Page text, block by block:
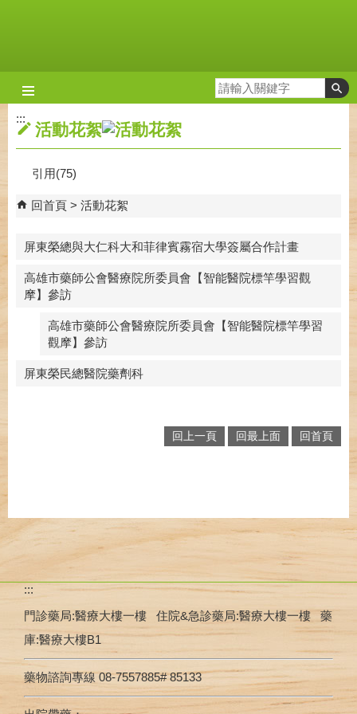
:::
活動花絮
引用(75)
回首頁 活動花絮
屏東榮總與大仁科大和菲律賓霧宿大學簽屬合作計畫
高雄市藥師公會醫療院所委員會【智能醫院標竿學習觀
摩】參訪
高雄市藥師公會醫療院所委員會【智能醫院標竿學習
觀摩】參訪
屏東榮民總醫院藥劑科
回上一頁 回最上面 回首頁
:::
門診藥局:醫療大樓一樓 住院&急診藥局:醫療大樓一樓 藥
庫:醫療大樓B1
藥物諮詢專線 08-7557885# 85133